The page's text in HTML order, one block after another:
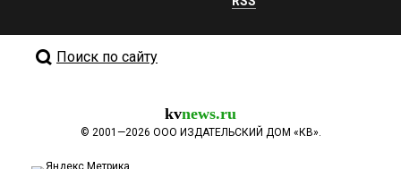
Поиск по сайту
kvnews.ru
© 2001—2026 ООО ИЗДАТЕЛЬСКИЙ ДОМ «КВ».